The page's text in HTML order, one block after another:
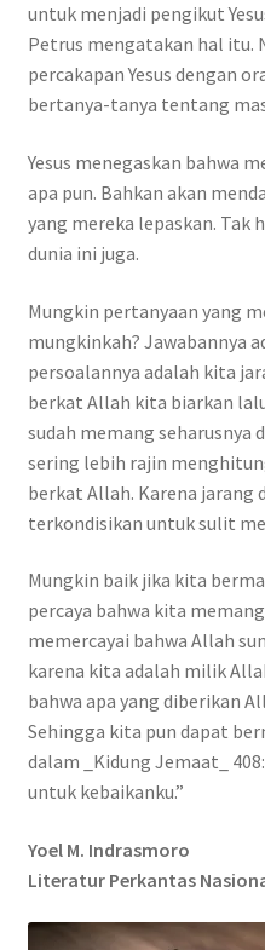
untuk menjadi pengikut
Petrus mengatakan hal itu.
percakapan Yesus dengan
bertanya-tanya tentang
Yesus menegaskan bahwa
apa pun. Bahkan akan
yang mereka lepaskan. Tak
dunia ini juga.
Mungkin pertanyaan yang
mungkinkah? Jawabannya
persoalannya adalah kita
berkat Allah kita biarkan
sudah memang seharusnya
sering lebih rajin
berkat Allah. Karena jarang
terkondisikan untuk sulit
Mungkin baik jika kita
percaya bahwa kita
memercayai bahwa Allah
karena kita adalah milik
bahwa apa yang diberikan
Sehingga kita pun dapat
dalam _Kidung Jemaat_
untuk kebaikanku.”
Yoel M. Indrasmoro
Literatur Perkantas